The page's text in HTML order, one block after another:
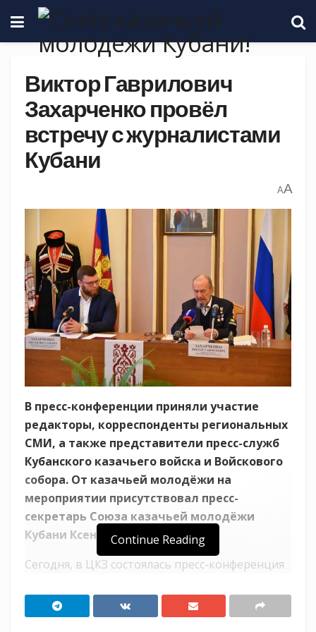
Виктор Гаврилович
Захарченко провёл
встречу с журналистами
Кубани
AA
В пресс-конференции приняли участие
редакторы, корреспонденты региональных
СМИ, а также представители пресс-служб
Кубанского казачьего войска и Войскового
собора. От казачьей молодёжи на
мероприятии присутствовал пресс-
секретарь Союза казачьей молодёжи
Кубани Ксения Стрельцова.
Сегодня, в ЦКЗ состоялась пресс-конференция
главного дирижера Государственного
академического Кубанского казачьего хора,
Continue Reading